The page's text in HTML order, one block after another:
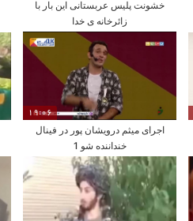
خشونت پلیس عربستانی این بار با
زائرخانه ی خدا
19:06
اجرای میثم درویشان پور در فینال
خنداننده شو 1